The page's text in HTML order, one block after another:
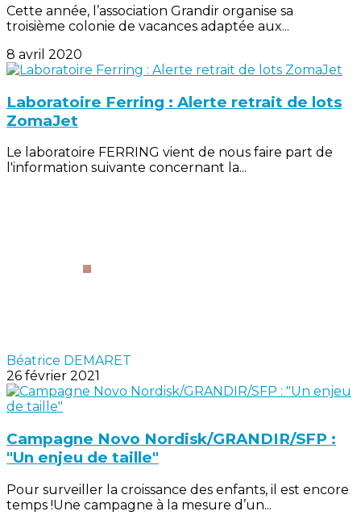
Cette année, l’association Grandir organise sa
troisième colonie de vacances adaptée aux...
8 avril 2020
Laboratoire Ferring : Alerte retrait de lots
ZomaJet
Le laboratoire FERRING vient de nous faire part de
l'information suivante concernant la...
Béatrice DEMARET
26 février 2021
Campagne Novo Nordisk/GRANDIR/SFP :
"Un enjeu de taille"
Pour surveiller la croissance des enfants, il est encore
temps !Une campagne à la mesure d’un...